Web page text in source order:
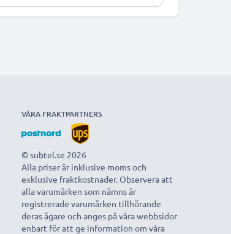
VÅRA FRAKTPARTNERS
© subtel.se 2026
Alla priser är inklusive moms och
exklusive fraktkostnader. Observera att
alla varumärken som nämns är
registrerade varumärken tillhörande
deras ägare och anges på våra webbsidor
enbart för att ge information om våra